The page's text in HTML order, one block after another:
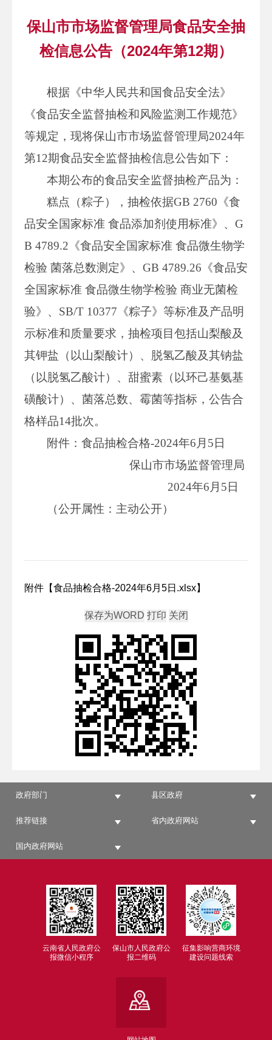
保山市市场监督管理局食品安全抽
检信息公告（2024年第12期）
根据《中华人民共和国食品安全法》
《食品安全监督抽检和风险监测工作规范》
等规定，现将保山市市场监督管理局2024年
第12期食品安全监督抽检信息公告如下：
本期公布的食品安全监督抽检产品为：
糕点（粽子），抽检依据GB 2760《食
品安全国家标准 食品添加剂使用标准》、G
B 4789.2《食品安全国家标准 食品微生物学
检验 菌落总数测定》、GB 4789.26《食品安
全国家标准 食品微生物学检验 商业无菌检
验》、SB/T 10377《粽子》等标准及产品明
示标准和质量要求，抽检项目包括山梨酸及
其钾盐（以山梨酸计）、脱氢乙酸及其钠盐
（以脱氢乙酸计）、甜蜜素（以环己基氨基
磺酸计）、菌落总数、霉菌等指标，公告合
格样品14批次。
附件：食品抽检合格-2024年6月5日
保山市市场监督管理局
2024年6月5日
（公开属性：主动公开）
附件【食品抽检合格-2024年6月5日.xlsx】
政府部门 县区政府
推荐链接 省内政府网站
国内政府网站
云南省人民政府公
报微信小程序
保山市人民政府公
报二维码
征集影响营商环境
建设问题线索